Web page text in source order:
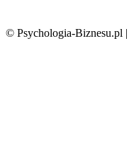
© Psychologia-Biznesu.pl |